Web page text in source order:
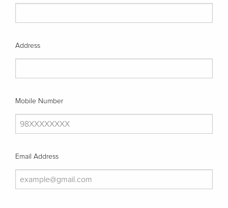
Address
Mobile Number
Email Address